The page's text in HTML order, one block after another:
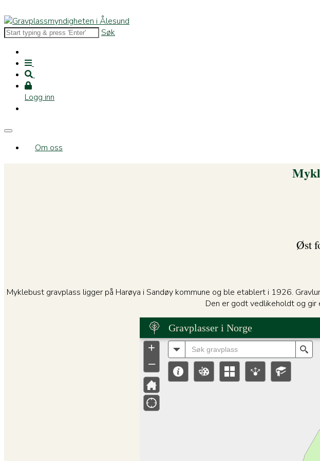
Søk
Logg inn
Om oss
Øst
Myklebust gravplass ligger på Harøya i Sandøy kommune og ble etablert i 1926.
Den er godt vedlikeholdt og